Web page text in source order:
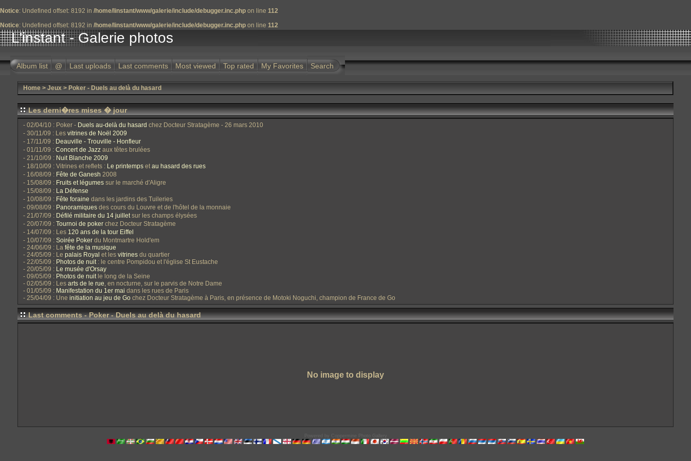
Notice: Undefined offset: 8192 in /home/linstant/www/galerie/include/debugger.inc.php on line 112
Notice: Undefined offset: 8192 in /home/linstant/www/galerie/include/debugger.inc.php on line 112
L'instant - Galerie photos
Album list @ Last uploads Last comments Most viewed Top rated My Favorites Search
Home > Jeux > Poker - Duels au delà du hasard
Les derni�res mises � jour
- 02/04/10 : Poker - Duels au-delà du hasard chez Docteur Stratagème - 26 mars 2010
- 30/11/09 : Les vitrines de Noël 2009
- 17/11/09 : Deauville - Trouville - Honfleur
- 01/11/09 : Concert de Jazz aux têtes brulées
- 21/10/09 : Nuit Blanche 2009
- 18/10/09 : Vitrines et reflets : Le printemps etau hasard des rues
- 16/08/09 : Fête de Ganesh 2008
- 15/08/09 : Fruits et légumes sur le marché d'Aligre
- 15/08/09 : La Défense
- 10/08/09 : Fête foraine dans les jardins des Tuileries
- 09/08/09 : Panoramiques des cours du Louvre et de l'hôtel de la monnaie
- 21/07/09 : Défilé militaire du 14 juilletsur les champs élysées
- 20/07/09 : Tournoi de poker chez Docteur Stratagème
- 14/07/09 : Les 120 ans de la tour Eiffel
- 10/07/09 : Soirée Poker du Montmartre Hold'em
- 24/06/09 : La fête de la musique
- 24/05/09 : Le palais Royal et les vitrines du quartier
- 22/05/09 : Photos de nuit: le centre Pompidou et l'église St Eustache
- 20/05/09 : Le musée d'Orsay
- 09/05/09 : Photos de nuitle long de la Seine
- 02/05/09 : Les arts de le rue, en nocturne, sur le parvis de Notre Dame
- 01/05/09 : Manifestation du 1er mai dans les rues de Paris
- 25/04/09 : Une initiation au jeu de Go chez Docteur Stratagème à Paris, en présence de Motoki Noguchi, champion de France de Go
Last comments - Poker - Duels au delà du hasard
No image to display